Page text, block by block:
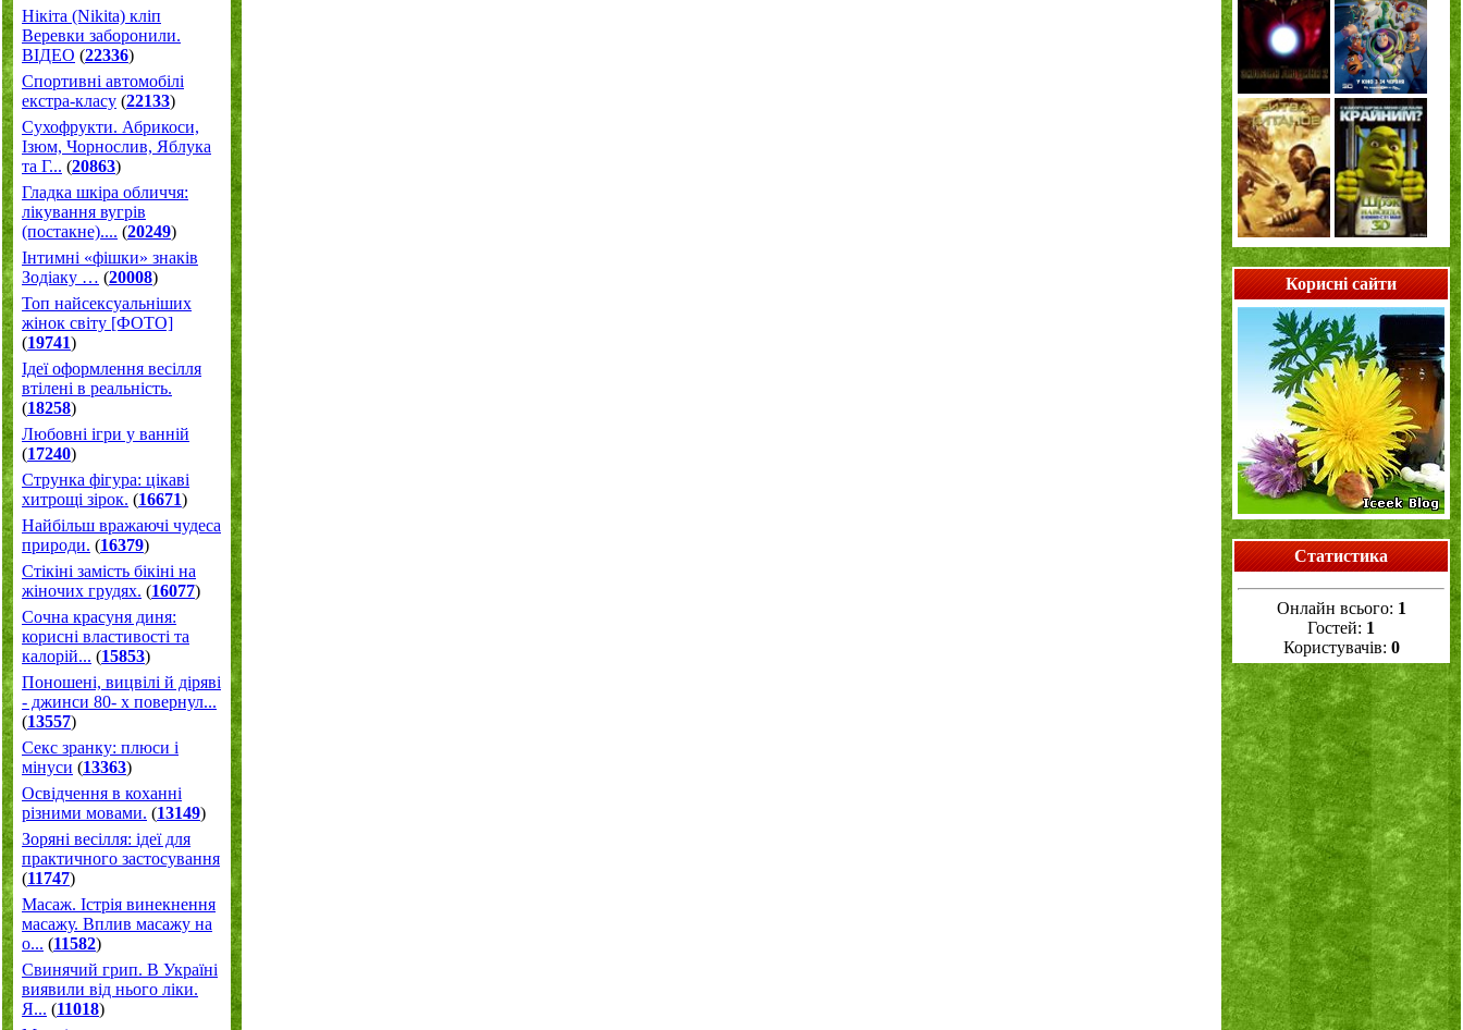
Нікіта (Nikita) кліп
Веревки заборонили.
ВІДЕО (22336)
Спортивні автомобілі
екстра-класу (22133)
Cухофрукти. Абрикоси,
Ізюм, Чорнослив, Яблука
та Г... (20863)
Гладка шкіра обличчя:
лікування вугрів
(постакне).... (20249)
Інтимні «фішки» знаків
Зодіаку … (20008)
Топ найсексуальніших
жінок світу [ФОТО]
(19741)
Ідеї оформлення весілля
втілені в реальність.
(18258)
Любовні ігри у ванній
(17240)
Струнка фігура: цікаві
хитрощі зірок. (16671)
Найбільш вражаючі чудеса
природи. (16379)
Стікіні замість бікіні на
жіночих грудях. (16077)
Сочна красуня диня:
корисні властивості та
калорій... (15853)
Поношені, вицвілі й діряві
- джинси 80- х повернул...
(13557)
Секс зранку: плюси і
мінуси (13363)
Освідчення в коханні
різними мовами. (13149)
Зоряні весілля: ідеї для
практичного застосування
(11747)
Масаж. Істрія винекнення
масажу. Вплив масажу на
о... (11582)
Свинячий грип. В Україні
виявили від нього ліки.
Я... (11018)
Корисні сайти
Статистика
Онлайн всього: 1
Гостей: 1
Користувачів: 0